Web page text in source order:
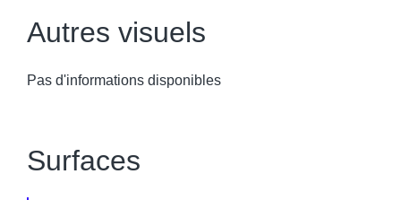
Autres visuels
Pas d'informations disponibles
Surfaces